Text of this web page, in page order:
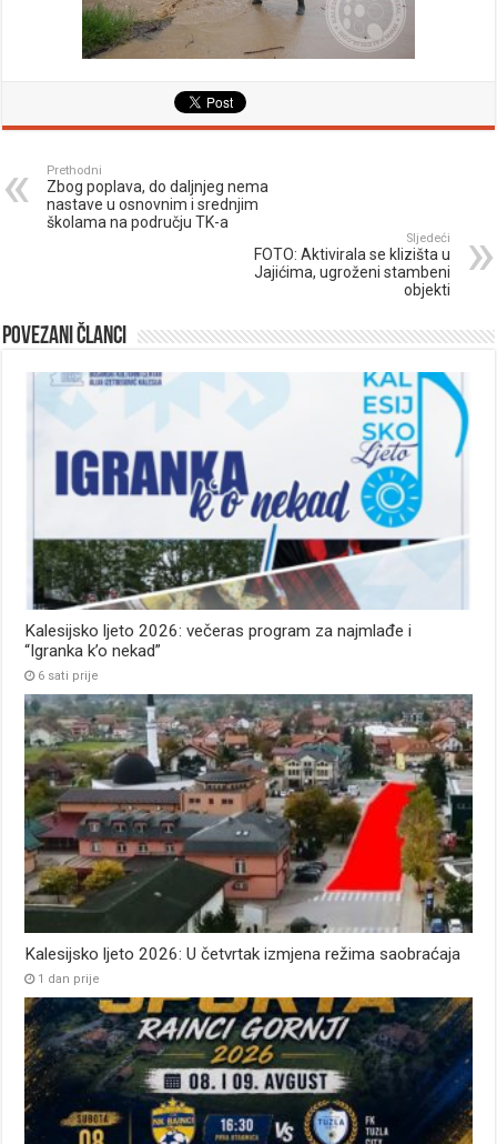
Prethodni
Zbog poplava, do daljnjeg nema
nastave u osnovnim i srednjim
školama na području TK-a
Sljedeći
FOTO: Aktivirala se klizišta u
Jajićima, ugroženi stambeni
objekti
Povezani članci
Kalesijsko ljeto 2026: večeras program za najmlađe i
“Igranka k’o nekad”
6 sati prije
Kalesijsko ljeto 2026: U četvrtak izmjena režima saobraćaja
1 dan prije